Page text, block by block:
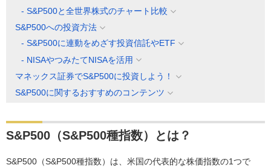
- S&P500と全世界株式のチャート比較
S&P500への投資方法
- S&P500に連動をめざす投資信託やETF
- NISAやつみたてNISAを活用
マネックス証券でS&P500に投資しよう！
S&P500に関するおすすめのコンテンツ
S&P500（S&P500種指数）とは？
S&P500（S&P500種指数）は、米国の代表的な株価指数の1つで